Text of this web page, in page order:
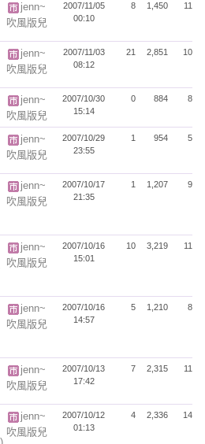
jenn~
吹風版兒
2007/11/05
00:10
8 1,450 11
jenn~
吹風版兒
2007/11/03
08:12
21 2,851 10
jenn~
吹風版兒
2007/10/30
15:14
0 884 8
jenn~
吹風版兒
2007/10/29
23:55
1 954 5
jenn~
吹風版兒
2007/10/17
21:35
1 1,207 9
jenn~
吹風版兒
2007/10/16
15:01
10 3,219 11
jenn~
吹風版兒
2007/10/16
14:57
5 1,210 8
jenn~
吹風版兒
2007/10/13
17:42
7 2,315 11
jenn~
吹風版兒
2007/10/12
01:13
4 2,336 14